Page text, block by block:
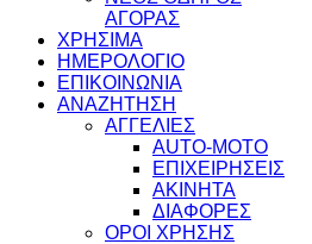
ΑΓΟΡΑΣ
ΧΡΗΣΙΜΑ
ΗΜΕΡΟΛΟΓΙΟ
ΕΠΙΚΟΙΝΩΝΙΑ
ΑΝΑΖΗΤΗΣΗ
ΑΓΓΕΛΙΕΣ
AUTO-MOTO
ΕΠΙΧΕΙΡΗΣΕΙΣ
ΑΚΙΝΗΤΑ
ΔΙΑΦΟΡΕΣ
ΟΡΟΙ ΧΡΗΣΗΣ